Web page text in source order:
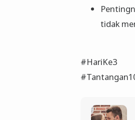
tidak
#HariKe3